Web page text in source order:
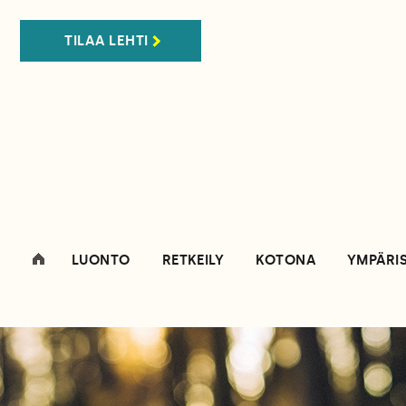
TILAA LEHTI
LUONTO RETKEILY KOTONA